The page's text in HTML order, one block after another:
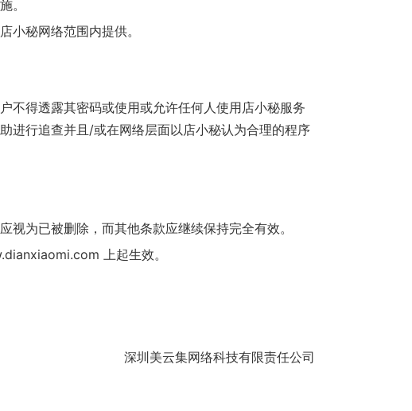
。
小秘网络范围内提供。
不得透露其密码或使用或允许任何人使用店小秘服务
进行追查并且/或在网络层面以店小秘认为合理的程序
为已被删除，而其他条款应继续保持完全有效。
上起生效。
深圳美云集网络科技有限责任公司